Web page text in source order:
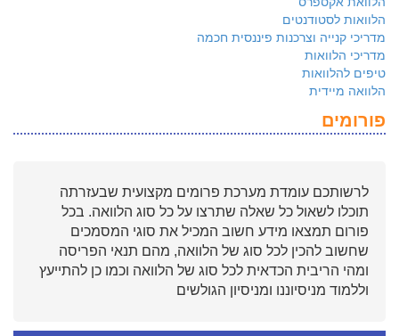
הלוואות לסטודנטים
מדריכי קנייה וצרכנות פיננסית חכמה
מדריכי הלוואות
טיפים להלוואות
הלוואה מיידית
פורומים
לרשותכם עומדת מערכת פרומים מקצועית שבעזרתה
תוכלו לשאול כל שאלה שתרצו על כל סוג הלוואה. בכל
פורום תמצאו מידע חשוב המכיל את סוגי המסמכים
שחשוב להכין לכל סוג של הלוואה, מהם תנאי הפריסה
ומהי הריבית הכדאית לכל סוג של הלוואה וכמו כן להתייעץ
וללמוד מניסיוננו ומניסיון הגולשים